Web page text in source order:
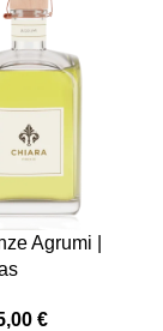
Agrumi |
€